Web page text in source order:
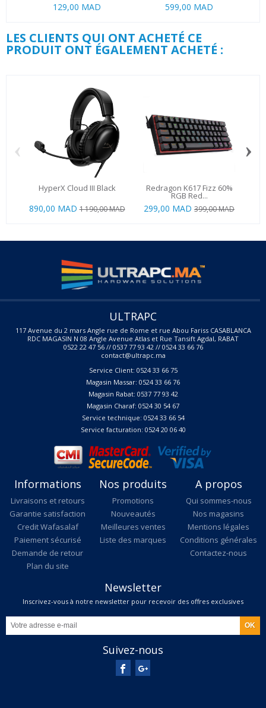
129,00 MAD 599,00 MAD
LES CLIENTS QUI ONT ACHETÉ CE
PRODUIT ONT ÉGALEMENT ACHETÉ :
HyperX Cloud III Black
890,00 MAD 1 190,00 MAD
Redragon K617 Fizz 60%
RGB Red...
299,00 MAD 399,00 MAD
‹ ›
ULTRAPC
117 Avenue du 2 mars Angle rue de Rome et rue Abou Fariss CASABLANCA
RDC MAGASIN N 08 Angle Avenue Atlas et Rue Tansift Agdal, RABAT
0522 22 47 56 // 0537 77 93 42 // 0524 33 66 76
contact@ultrapc.ma
Service Client: 0524 33 66 75
Magasin Massar: 0524 33 66 76
Magasin Rabat: 0537 77 93 42
Magasin Charaf: 0524 30 54 67
Service technique: 0524 33 66 54
Service facturation: 0524 20 06 40
Informations
Livraisons et retours
Garantie satisfaction
Credit Wafasalaf
Paiement sécurisé
Demande de retour
Plan du site
Nos produits
Promotions
Nouveautés
Meilleures ventes
Liste des marques
A propos
Qui sommes-nous
Nos magasins
Mentions légales
Conditions générales
Contactez-nous
Newsletter
Inscrivez-vous à notre newsletter pour recevoir des offres exclusives
Suivez-nous